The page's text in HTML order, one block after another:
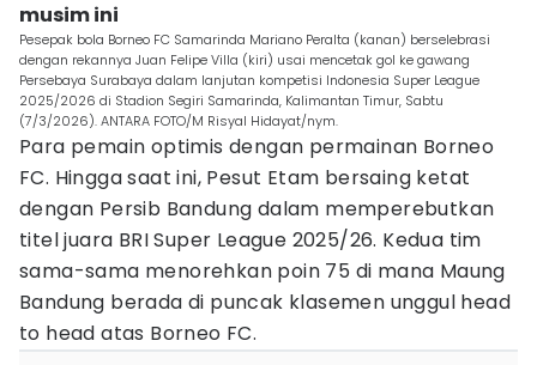
musim ini
Pesepak bola Borneo FC Samarinda Mariano Peralta (kanan) berselebrasi
dengan rekannya Juan Felipe Villa (kiri) usai mencetak gol ke gawang
Persebaya Surabaya dalam lanjutan kompetisi Indonesia Super League
2025/2026 di Stadion Segiri Samarinda, Kalimantan Timur, Sabtu
(7/3/2026). ANTARA FOTO/M Risyal Hidayat/nym.
Para pemain optimis dengan permainan Borneo
FC. Hingga saat ini, Pesut Etam bersaing ketat
dengan Persib Bandung dalam memperebutkan
titel juara BRI Super League 2025/26. Kedua tim
sama-sama menorehkan poin 75 di mana Maung
Bandung berada di puncak klasemen unggul head
to head atas Borneo FC.